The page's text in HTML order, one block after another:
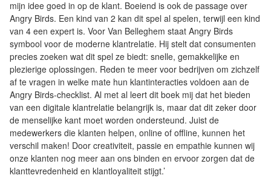
mijn idee goed in op de klant. Boeiend is ook de passage over
Angry Birds. Een kind van 2 kan dit spel al spelen, terwijl een kind
van 4 een expert is. Voor Van Belleghem staat Angry Birds
symbool voor de moderne klantrelatie. Hij stelt dat consumenten
precies zoeken wat dit spel ze biedt: snelle, gemakkelijke en
plezierige oplossingen. Reden te meer voor bedrijven om zichzelf
af te vragen in welke mate hun klantinteracties voldoen aan de
Angry Birds-checklist. Al met al leert dit boek mij dat het bieden
van een digitale klantrelatie belangrijk is, maar dat dit zeker door
de menselijke kant moet worden ondersteund. Juist de
medewerkers die klanten helpen, online of offline, kunnen het
verschil maken! Door creativiteit, passie en empathie kunnen wij
onze klanten nog meer aan ons binden en ervoor zorgen dat de
klanttevredenheid en klantloyaliteit stijgt.’